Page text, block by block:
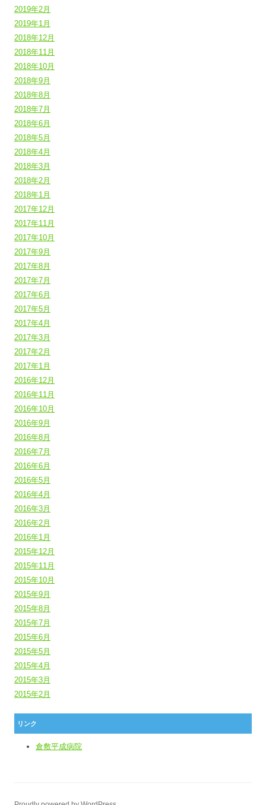
2019年2月
2019年1月
2018年12月
2018年11月
2018年10月
2018年9月
2018年8月
2018年7月
2018年6月
2018年5月
2018年4月
2018年3月
2018年2月
2018年1月
2017年12月
2017年11月
2017年10月
2017年9月
2017年8月
2017年7月
2017年6月
2017年5月
2017年4月
2017年3月
2017年2月
2017年1月
2016年12月
2016年11月
2016年10月
2016年9月
2016年8月
2016年7月
2016年6月
2016年5月
2016年4月
2016年3月
2016年2月
2016年1月
2015年12月
2015年11月
2015年10月
2015年9月
2015年8月
2015年7月
2015年6月
2015年5月
2015年4月
2015年3月
2015年2月
リンク
倉敷平成病院